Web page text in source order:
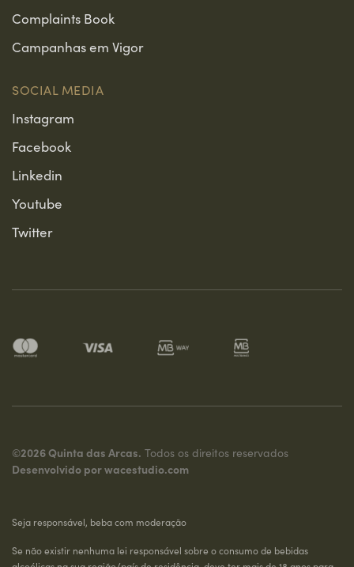
Complaints Book
Campanhas em Vigor
SOCIAL MEDIA
Instagram
Facebook
Linkedin
Youtube
Twitter
©2026 Quinta das Arcas. Todos os direitos reservados
Desenvolvido porwacestudio.com
Seja responsável, beba com moderação
Se não existir nenhuma lei responsável sobre o consumo de bebidas